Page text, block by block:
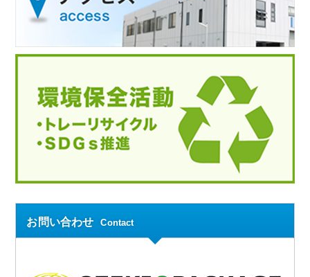
お問い合わせ Contact